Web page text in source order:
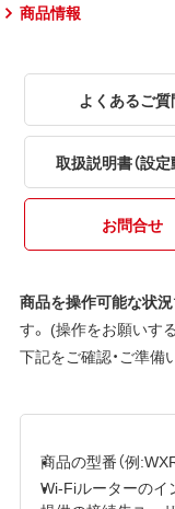
商品情報
よくあるご質
取扱説明書（設定
お問合せ
商品を操作可能な状況
す。 (操作をお願いす
下記をご確認・ご準備
商品の型番（例
Wi-Fiルーターのイ